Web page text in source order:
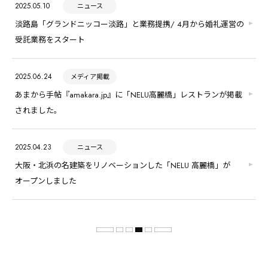
2025.05.10 ニュース
淡路島「グランドニッコー淡路」と業務提携/ 4月から婚礼運営の
受託業務をスタート
2025.06.24 メディア掲載
あまから手帖『amakara.jp』に「NELU高麗橋」レストランが掲載
されました。
2025.04.23 ニュース
大阪・北浜の名建築をリノベーションした「NELU 高麗橋」が
オープンしました